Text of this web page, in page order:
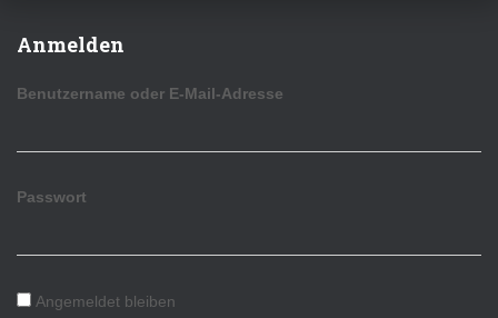
Anmelden
Benutzername oder E-Mail-Adresse
Passwort
Angemeldet bleiben